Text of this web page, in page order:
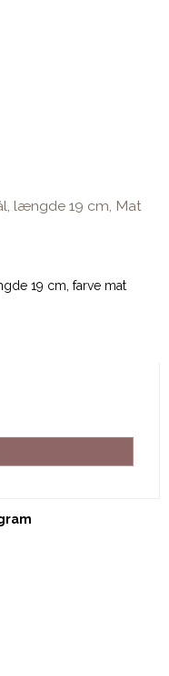
længde 19 cm, Mat
19 cm, farve mat